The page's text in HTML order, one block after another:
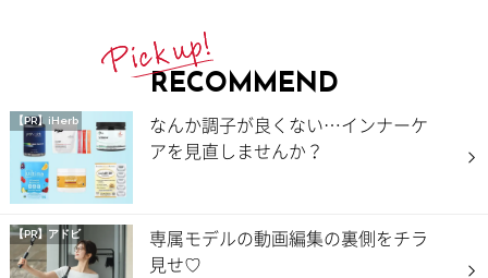
RECOMMEND
【PR】iHerb
なんか調子が良くない…インナーケ
アを見直しませんか？
【PR】アドビ
専属モデルの動画編集の裏側をチラ
見せ♡